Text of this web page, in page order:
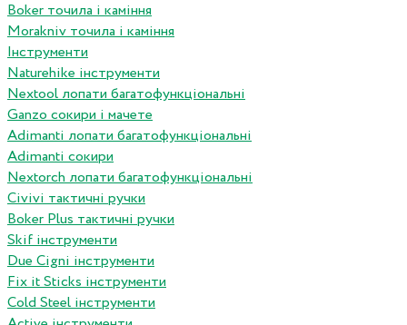
Boker точила і каміння
Morakniv точила і каміння
Інструменти
Naturehike інструменти
Nextool лопати багатофункціональні
Ganzo сокири і мачете
Adimanti лопати багатофункціональні
Adimanti сокири
Nextorch лопати багатофункціональні
Сivivi тактичні ручки
Boker Plus тактичні ручки
Skif інструменти
Due Cigni інструменти
Fix it Sticks інструменти
Сold Steel інструменти